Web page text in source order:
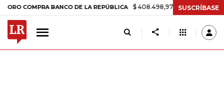
BANCO DE LA REPÚBLICA $ 408.498,97 +$ 8.753,81 +2,19%
SUSCRÍBASE